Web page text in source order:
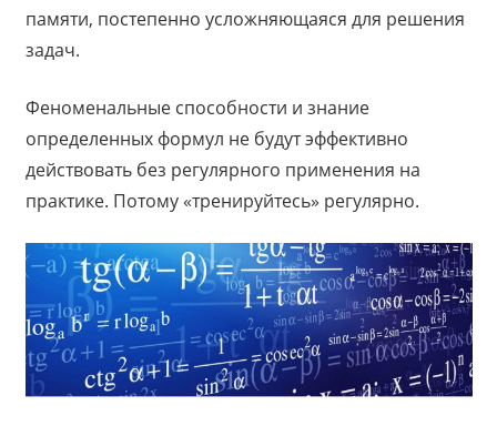
памяти, постепенно усложняющаяся для решения
задач.
Феноменальные способности и знание
определенных формул не будут эффективно
действовать без регулярного применения на
практике. Потому «тренируйтесь» регулярно.